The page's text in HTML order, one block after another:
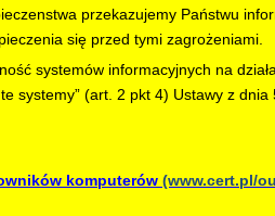
przekazujemy Państwu
się przed tymi zagrożeniami.
systemów informacyjnych na
systemy” (art. 2 pkt 4) Ustawy z
komputerów (www.cert.pl/